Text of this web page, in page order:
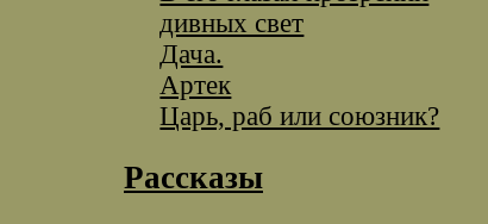
дивных свет
Дача.
Артек
Царь, раб или союзник?
Рассказы